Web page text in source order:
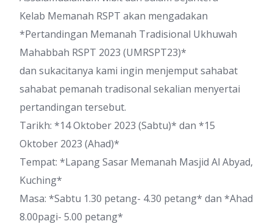
Kelab Memanah RSPT akan mengadakan
*Pertandingan Memanah Tradisional Ukhuwah
Mahabbah RSPT 2023 (UMRSPT23)*
dan sukacitanya kami ingin menjemput sahabat
sahabat pemanah tradisonal sekalian menyertai
pertandingan tersebut.
Tarikh: *14 Oktober 2023 (Sabtu)* dan *15
Oktober 2023 (Ahad)*
Tempat: *Lapang Sasar Memanah Masjid Al Abyad,
Kuching*
Masa: *Sabtu 1.30 petang- 4.30 petang* dan *Ahad
8.00pagi- 5.00 petang*